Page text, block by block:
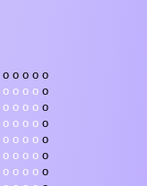
o o o o o
o o o o o
o o o o o
o o o o o
o o o o o
o o o o o
o o o o o